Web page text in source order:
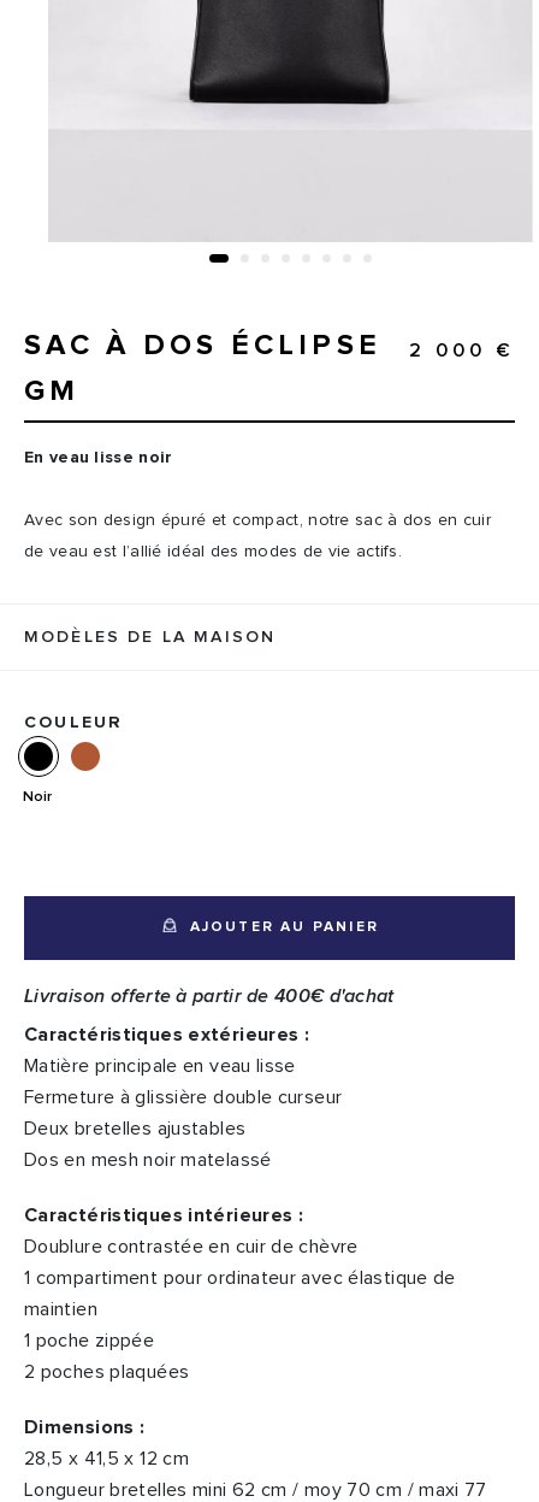
SAC À DOS ÉCLIPSE
GM
2 000 €
En veau lisse noir
Avec son design épuré et compact, notre sac à dos en cuir
de veau est l’allié idéal des modes de vie actifs.
MODÈLES DE LA MAISON
COULEUR
Noir
AJOUTER AU PANIER
Livraison offerte à partir de 400€ d'achat
Caractéristiques extérieures :
Matière principale en veau lisse
Fermeture à glissière double curseur
Deux bretelles ajustables
Dos en mesh noir matelassé
Caractéristiques intérieures :
Doublure contrastée en cuir de chèvre
1 compartiment pour ordinateur avec élastique de
maintien
1 poche zippée
2 poches plaquées
Dimensions :
28,5 x 41,5 x 12 cm
Longueur bretelles mini 62 cm / moy 70 cm / maxi 77